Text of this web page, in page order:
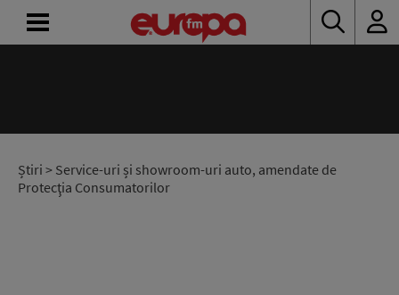
Știri > Service-uri și showroom-uri auto, amendate de
Protecţia Consumatorilor
RADIO